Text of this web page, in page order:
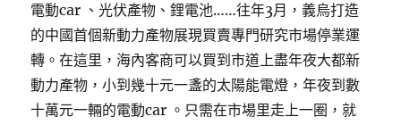
電動car 、光伏產物、鋰電池……往年3月，義烏打造
的中國首個新動力產物展現買賣專門研究市場停業運
轉。在這里，海內客商可以買到市道上盡年夜大都新
動力產物，小到幾十元一盞的太陽能電燈，年夜到數
十萬元一輛的電動car 。只需在市場里走上一圈，就